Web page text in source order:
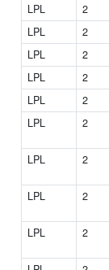
LPL
2
LPL
2
LPL
2
LPL
2
LPL
2
LPL
2
LPL 2
LPL 2
LPL 2